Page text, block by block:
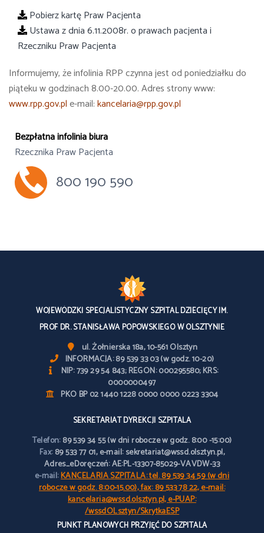
Pobierz kartę Praw Pacjenta
Ustawa z dnia 6.11.2008r. o prawach pacjenta i
Rzeczniku Praw Pacjenta
Informujemy, że infolinia RPP czynna jest od poniedziałku do
piąteku w godzinach 8.00-20.00. Adres strony www:
www.rpp.gov.ple-mail:kancelaria@rpp.gov.pl
Bezpłatna infolinia biura
Rzecznika Praw Pacjenta
800 190 590
WOJEWÓDZKI SPECJALISTYCZNY SZPITAL DZIECIĘCY IM.
PROF DR. STANISŁAWA POPOWSKIEGO W OLSZTYNIE
ul. Żołnierska 18a, 10-561 Olsztyn
INFORMACJA: 89 539 33 03 (w godz. 10-20)
NIP: 739 29 54 843; REGON: 000295580; KRS:
0000000497
PKO BP 02 1440 1228 0000 0000 0223 3304
SEKRETARIAT DYREKCJI SZPITALA
Telefon:89 539 34 55 (w dni robocze w godz. 8:00 -15:00)
Fax:89 533 77 01, e-mail: sekretariat@wssd.olsztyn.pl,
Adres_eDoręczeń: AE:PL-13307-85029-VAVDW-33
e-mail:KANCELARIA SZPITALA: tel. 89 539 34 59 (w dni
robocze w godz. 8:00-15.00), fax: 89 533 78 22, e-mail:
kancelaria@wssd.olsztyn.pl, e-PUAP:
/wssdOLsztyn/SkrytkaESP
PUNKT PLANOWYCH PRZYJĘĆ DO SZPITALA